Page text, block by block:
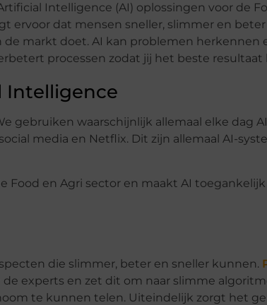
Intelligence (AI) oplossingen voor de
ervoor dat mensen sneller, slimmer en
markt doet. AI kan problemen herkennen
processen zodat jij het beste resultaat
Intelligence
gebruiken waarschijnlijk allemaal elke dag
media en Netflix. Dit zijn allemaal AI-
Food en Agri sector en maakt AI
die slimmer, beter en sneller kunnen.
experts en zet dit om naar slimme
te kunnen telen. Uiteindelijk zorgt het